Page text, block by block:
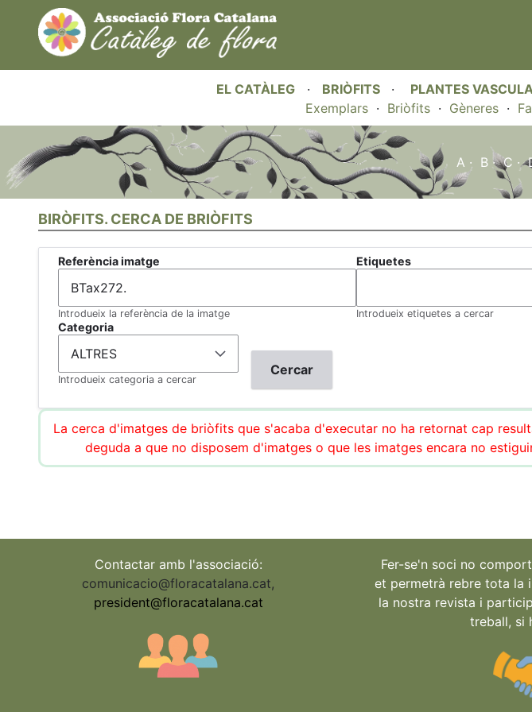
EL CATÀLEG · BRIÒFITS · PLANTES
Exemplars· Briòfits· Gèneres·
A · B ·C ·
BIRÒFITS. CERCA DE BRIÒFITS
Referència imatge
Introdueix la referència de la imatge
Etiquetes
Introdueix etiquetes a cercar
Categoria
Introdueix categoria a cercar
La cerca d'imatges de briòfits que s'acaba d'executar no ha retornat cap
deguda a que no disposem d'imatges o que les imatges encara no
Contactar amb l'associació:
comunicacio@floracatalana.cat,
president@floracatalana.cat
Fer-se'n soci no
et permetrà rebre tota la
la nostra revista i
treball, si